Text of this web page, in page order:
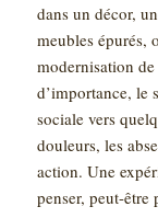
dans un décor,
meubles épurés,
modernisation de
d’importance, le
sociale vers
douleurs, les
action. Une
penser, peut-